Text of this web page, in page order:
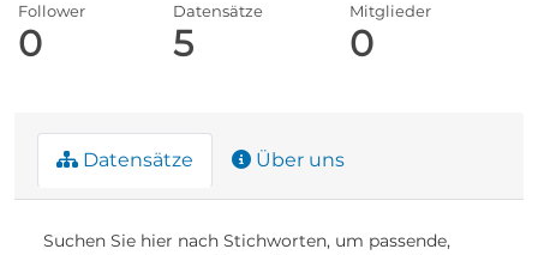
Follower
0
Datensätze
5
Mitglieder
0
Datensätze Über uns
Suchen Sie hier nach Stichworten, um passende,